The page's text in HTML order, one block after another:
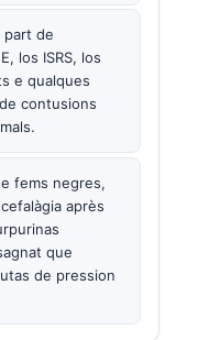
part de
los ISRS, los
e qualques
contusions
fems negres,
après
que
de pression